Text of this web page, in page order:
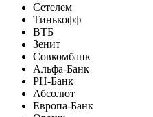
Сетелем
Тинькофф
ВТБ
Зенит
Совкомбанк
Альфа-Банк
РН-Банк
Абсолют
Европа-Банк